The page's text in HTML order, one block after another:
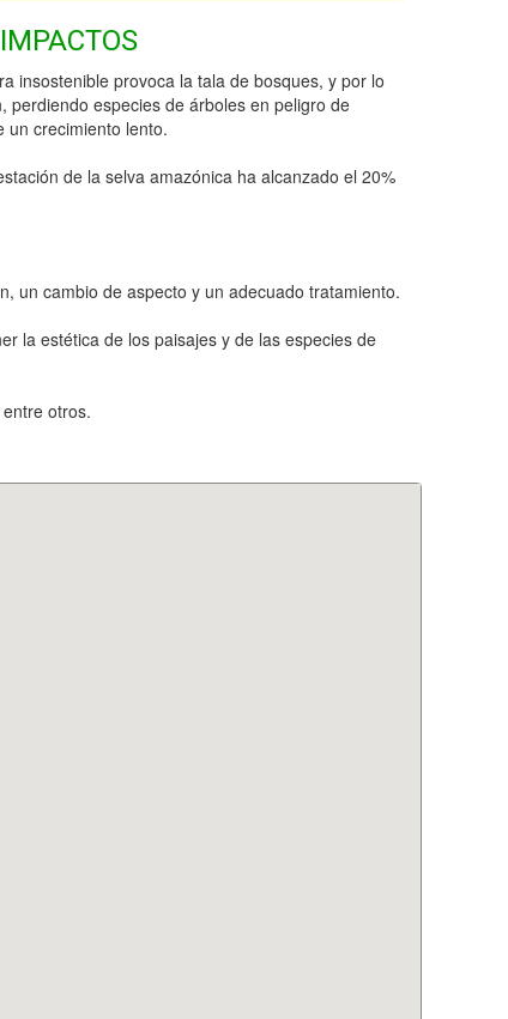
insostenible provoca la tala de bosques, y por lo
perdiendo especies de árboles en peligro de
un crecimiento lento.
de la selva amazónica ha alcanzado el 20%
un cambio de aspecto y un adecuado tratamiento.
la estética de los paisajes y de las especies de
otros.